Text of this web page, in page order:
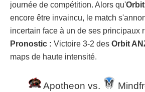
journée de compétition. Alors qu'
encore être invaincu, le match
incertain face à un de ses principaux
Pronostic : Victoire 3-2 des Orbit
maps de haute intensité.
Apotheon vs.